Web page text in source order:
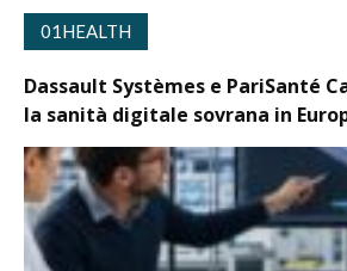
01HEALTH
Dassault Systèmes e PariSanté
la sanità digitale sovrana in